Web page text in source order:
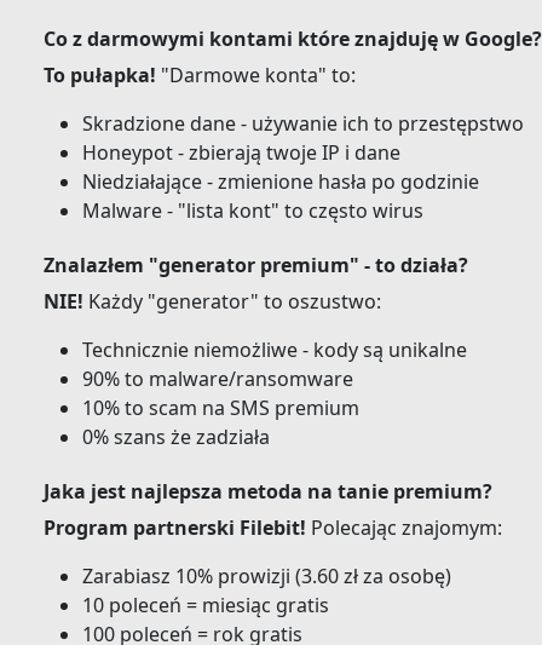
Co z darmowymi kontami które znajduję w Google?
To pułapka! "Darmowe konta" to:
Skradzione dane - używanie ich to przestępstwo
Honeypot - zbierają twoje IP i dane
Niedziałające - zmienione hasła po godzinie
Malware - "lista kont" to często wirus
Znalazłem "generator premium" - to działa?
NIE! Każdy "generator" to oszustwo:
Technicznie niemożliwe - kody są unikalne
90% to malware/ransomware
10% to scam na SMS premium
0% szans że zadziała
Jaka jest najlepsza metoda na tanie premium?
Program partnerski Filebit! Polecając znajomym:
Zarabiasz 10% prowizji (3.60 zł za osobę)
10 poleceń = miesiąc gratis
100 poleceń = rok gratis